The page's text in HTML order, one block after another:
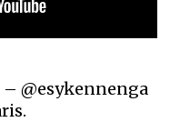
– @esykennenga